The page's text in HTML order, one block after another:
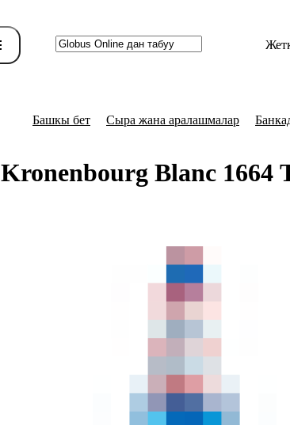
Башкы бет Сыра жана аралашмалар
Kronenbourg Blanc 1664